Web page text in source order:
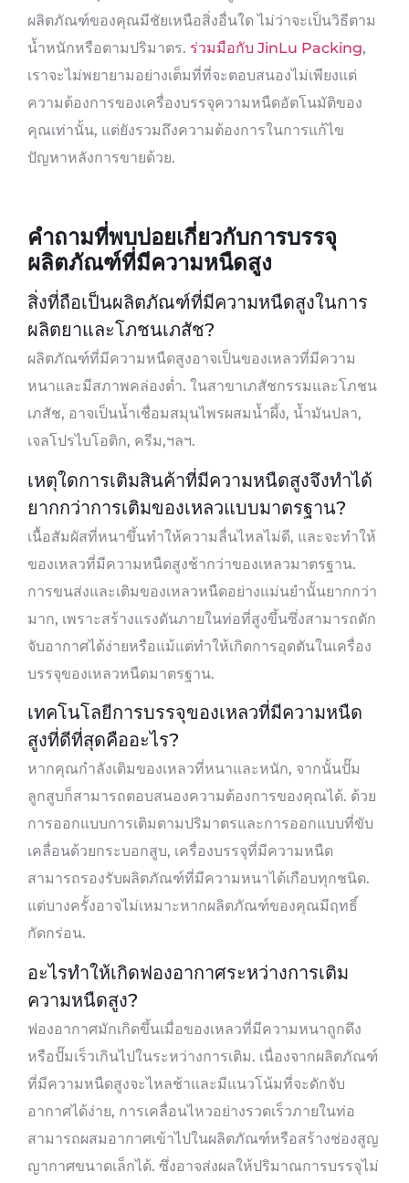
ผลิตภัณฑ์ของคุณมีชัยเหนือสิ่งอื่นใด ไม่ว่าจะเป็นวิธีตาม
น้ำหนักหรือตามปริมาตร. ร่วมมือกับ JinLu Packing,
เราจะไม่พยายามอย่างเต็มที่ที่จะตอบสนองไม่เพียงแต่
ความต้องการของเครื่องบรรจุความหนืดอัตโนมัติของ
คุณเท่านั้น, แต่ยังรวมถึงความต้องการในการแก้ไข
ปัญหาหลังการขายด้วย.
คำถามที่พบบ่อยเกี่ยวกับการบรรจุ
ผลิตภัณฑ์ที่มีความหนืดสูง
สิ่งที่ถือเป็นผลิตภัณฑ์ที่มีความหนืดสูงในการ
ผลิตยาและโภชนเภสัช?
ผลิตภัณฑ์ที่มีความหนืดสูงอาจเป็นของเหลวที่มีความ
หนาและมีสภาพคล่องต่ำ. ในสาขาเภสัชกรรมและโภชน
เภสัช, อาจเป็นน้ำเชื่อมสมุนไพรผสมน้ำผึ้ง, น้ำมันปลา,
เจลโปรไบโอติก, ครีม,ฯลฯ.
เหตุใดการเติมสินค้าที่มีความหนืดสูงจึงทำได้
ยากกว่าการเติมของเหลวแบบมาตรฐาน?
เนื้อสัมผัสที่หนาขึ้นทำให้ความลื่นไหลไม่ดี, และจะทำให้
ของเหลวที่มีความหนืดสูงช้ากว่าของเหลวมาตรฐาน.
การขนส่งและเติมของเหลวหนืดอย่างแม่นยำนั้นยากกว่า
มาก, เพราะสร้างแรงดันภายในท่อที่สูงขึ้นซึ่งสามารถดัก
จับอากาศได้ง่ายหรือแม้แต่ทำให้เกิดการอุดตันในเครื่อง
บรรจุของเหลวหนืดมาตรฐาน.
เทคโนโลยีการบรรจุของเหลวที่มีความหนืด
สูงที่ดีที่สุดคืออะไร?
หากคุณกำลังเติมของเหลวที่หนาและหนัก, จากนั้นปั๊ม
ลูกสูบก็สามารถตอบสนองความต้องการของคุณได้. ด้วย
การออกแบบการเติมตามปริมาตรและการออกแบบที่ขับ
เคลื่อนด้วยกระบอกสูบ, เครื่องบรรจุที่มีความหนืด
สามารถรองรับผลิตภัณฑ์ที่มีความหนาได้เกือบทุกชนิด.
แต่บางครั้งอาจไม่เหมาะหากผลิตภัณฑ์ของคุณมีฤทธิ์
กัดกร่อน.
อะไรทำให้เกิดฟองอากาศระหว่างการเติม
ความหนืดสูง?
ฟองอากาศมักเกิดขึ้นเมื่อของเหลวที่มีความหนาถูกดึง
หรือปั๊มเร็วเกินไปในระหว่างการเติม. เนื่องจากผลิตภัณฑ์
ที่มีความหนืดสูงจะไหลช้าและมีแนวโน้มที่จะดักจับ
อากาศได้ง่าย, การเคลื่อนไหวอย่างรวดเร็วภายในท่อ
สามารถผสมอากาศเข้าไปในผลิตภัณฑ์หรือสร้างช่องสูญ
ญากาศขนาดเล็กได้. ซึ่งอาจส่งผลให้ปริมาณการบรรจุไม่